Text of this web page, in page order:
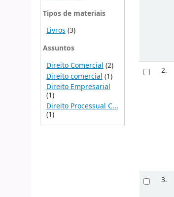
Tipos de materiais
Livros(3)
Assuntos
Direito Comercial (2)
Direito comercial (1)
Direito Empresarial
(1)
Direito Processual C...
(1)
2.
3.